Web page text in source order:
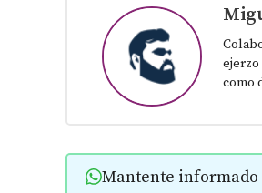
ejerzo
como
Mantente informado